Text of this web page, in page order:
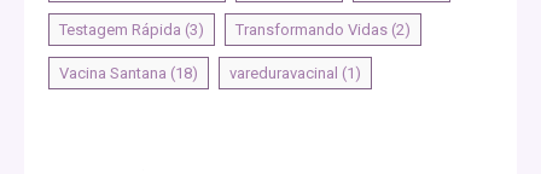
Testagem Rápida (3) Transformando Vidas (2)
Vacina Santana (18) vareduravacinal (1)